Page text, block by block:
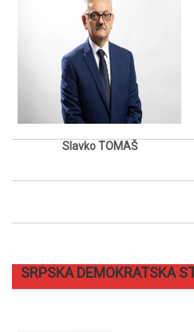
Slavko TOMAŠ
SRPSKA DEMOKRATSKA